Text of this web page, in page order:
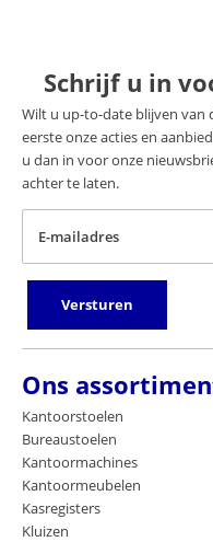
Schrijf u in
Wilt u up-to-date blijven van
eerste onze acties en
u dan in voor onze
achter te laten.
E-mailadres
Versturen
Ons
Kantoorstoelen
Bureaustoelen
Kantoormachines
Kantoormeubelen
Kasregisters
Kluizen